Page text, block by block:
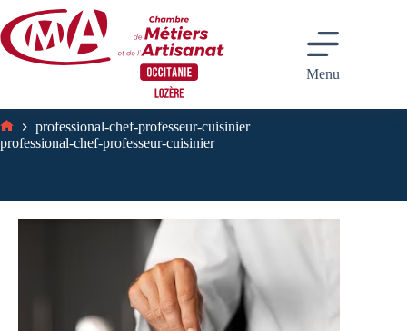
au
contenu
Menu
Accueil
professional-chef-professeur-cuisinier
professional-chef-professeur-cuisinier